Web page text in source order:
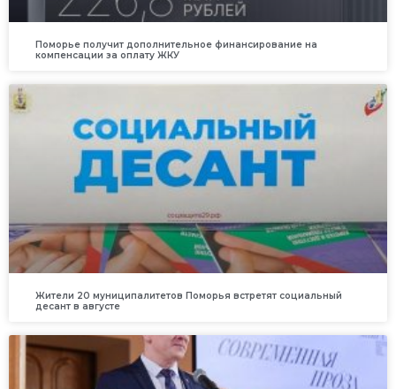
Поморье получит дополнительное финансирование на
компенсации за оплату ЖКУ
Жители 20 муниципалитетов Поморья встретят социальный
десант в августе